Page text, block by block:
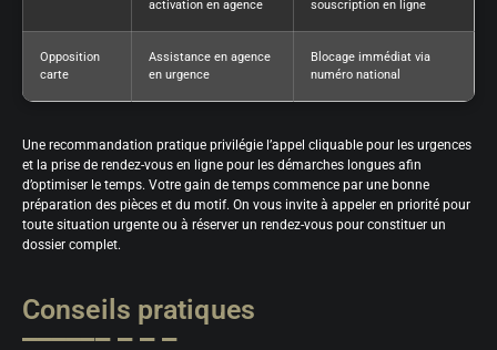
activation en agence
souscription en ligne
Opposition
carte
Assistance en agence
en urgence
Blocage immédiat via
numéro national
Une recommandation pratique privilégie l’appel cliquable pour les urgences
et la prise de rendez-vous en ligne pour les démarches longues afin
d’optimiser le temps. Votre gain de temps commence par une bonne
préparation des pièces et du motif. On vous invite à appeler en priorité pour
toute situation urgente ou à réserver un rendez-vous pour constituer un
dossier complet.
Conseils pratiques